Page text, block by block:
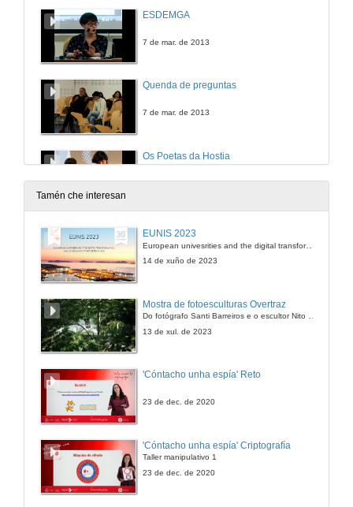
ESDEMGA
7 de mar. de 2013
Quenda de preguntas
7 de mar. de 2013
Os Poetas da Hostia
7 de mar. de 2013
Quenda de preguntas
Tamén che interesan
EUNIS 2023
European univesrities and the digital transformation: challenges and opportunities ahead
14 de xuño de 2023
Mostra de fotoesculturas Overtraz
Do fotógrafo Santi Barreiros e o escultor Nito Contreras.
13 de xul. de 2023
'Cóntacho unha espía' Reto
23 de dec. de 2020
'Cóntacho unha espía' Criptografía
Taller manipulativo 1
23 de dec. de 2020